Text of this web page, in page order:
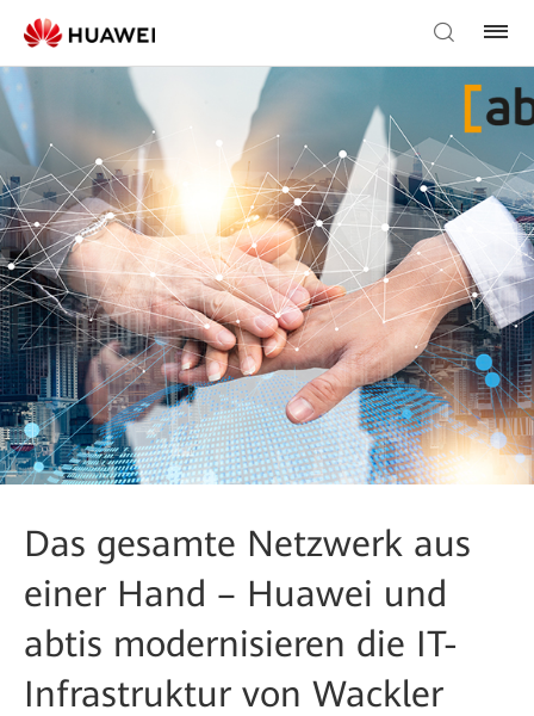
Das gesamte Netzwerk aus
einer Hand – Huawei und
abtis modernisieren die IT-
Infrastruktur von Wackler